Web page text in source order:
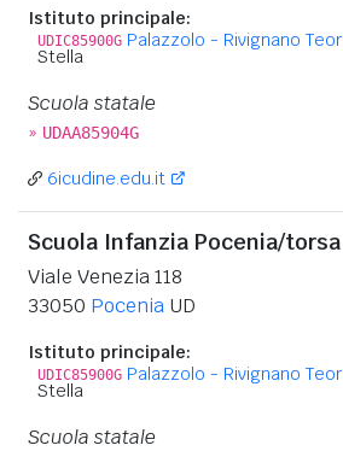
Istituto principale:
UDIC85900G Palazzolo - Rivignano Teor
Stella
Scuola statale
» UDAA85904G
6icudine.edu.it
Scuola Infanzia Pocenia/torsa
Viale Venezia 118
33050 Pocenia UD
Istituto principale:
UDIC85900G Palazzolo - Rivignano Teor
Stella
Scuola statale